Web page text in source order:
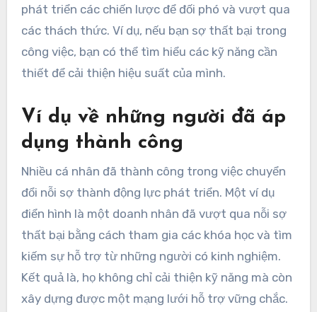
phát triển các chiến lược để đối phó và vượt qua
các thách thức. Ví dụ, nếu bạn sợ thất bại trong
công việc, bạn có thể tìm hiểu các kỹ năng cần
thiết để cải thiện hiệu suất của mình.
Ví dụ về những người đã áp
dụng thành công
Nhiều cá nhân đã thành công trong việc chuyển
đổi nỗi sợ thành động lực phát triển. Một ví dụ
điển hình là một doanh nhân đã vượt qua nỗi sợ
thất bại bằng cách tham gia các khóa học và tìm
kiếm sự hỗ trợ từ những người có kinh nghiệm.
Kết quả là, họ không chỉ cải thiện kỹ năng mà còn
xây dựng được một mạng lưới hỗ trợ vững chắc.